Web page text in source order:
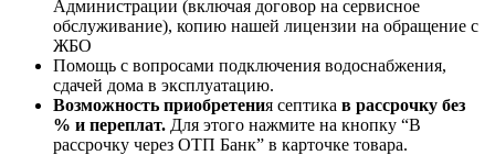
Администрации (включая договор на сервисное
обслуживание), копию нашей лицензии на обращение с
ЖБО
Помощь с вопросами подключения водоснабжения,
сдачей дома в эксплуатацию.
Возможность приобретения септика в рассрочку без
% и переплат. Для этого нажмите на кнопку “В
рассрочку через ОТП Банк” в карточке товара.